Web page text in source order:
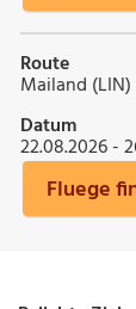
Route
Mailand
Datum
22.08.2026 -
Fluege